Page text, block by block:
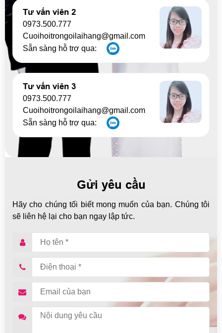
Tư vấn viên 2
0973.500.777
Cuoihoitrongoilaihang@gmail.com
Sẵn sàng hỗ trợ qua:
Tư vấn viên 3
0973.500.777
Cuoihoitrongoilaihang@gmail.com
Sẵn sàng hỗ trợ qua:
Gửi yêu cầu
Hãy cho chúng tối biết mong muốn của bạn. Chúng tôi
sẽ liên hệ lại cho bạn ngay lập tức.